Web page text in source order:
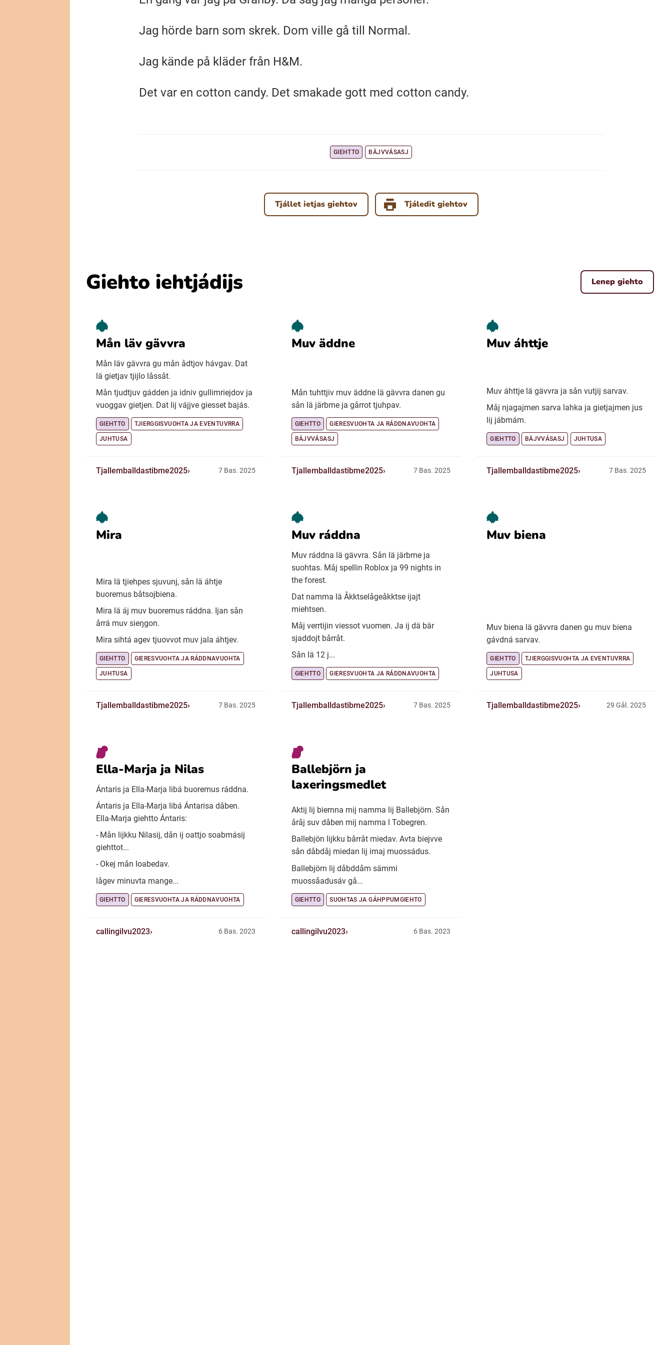
Jag hörde barn som skrek. Dom ville gå till Normal.
Jag kände på kläder från H&M.
Det var en cotton candy. Det smakade gott med cotton candy.
GIEHTTO BÄJVVÁSASJ
Tjállet ietjas giehtov Tjáledit giehtov
Giehto iehtjádijs Lenep giehto
Mån läv gävvra
Mån läv gävvra gu mån ådtjov hávgav. Dat
lä gietjav tjijlo låssåt.
Mån tjudtjuv gádden ja idniv gullimriejdov ja
vuoggav gietjen. Dat lij vájjve giesset bajás.
GIEHTTO TJIERGGISVUOHTA JA EVENTUVRRA
JUHTUSA
Tjallemballdastibme2025 7 Bas. 2025
Muv äddne
Mån tuhttjiv muv äddne lä gävvra danen gu
sån lä järbme ja gårrot tjuhpav.
GIEHTTO GIERESVUOHTA JA RÁDDNAVUOHTA
BÄJVVÁSASJ
Tjallemballdastibme2025 7 Bas. 2025
Muv áhttje
Muv áhttje lä gävvra ja sån vutjij sarvav.
Måj njagajmen sarva lahka ja gietjajmen jus
lij jábmám.
GIEHTTO BÄJVVÁSASJ JUHTUSA
Tjallemballdastibme2025 7 Bas. 2025
Mira
Mira lä tjiehpes sjuvunj, sån lä áhtje
buoremus båtsojbiena.
Mira lä áj muv buoremus ráddna. Ijan sån
årrá muv sieŋgon.
Mira sihtá agev tjuovvot muv jala áhtjev.
GIEHTTO GIERESVUOHTA JA RÁDDNAVUOHTA
JUHTUSA
Tjallemballdastibme2025 7 Bas. 2025
Muv ráddna
Muv ráddna lä gävvra. Sån lä järbme ja
suohtas. Måj spellin Roblox ja 99 nights in
the forest.
Dat namma lä Åkktselågeåkktse ijajt
miehtsen.
Måj verrtijin viessot vuomen. Ja ij dä bär
sjaddojt bårråt.
Sån lä 12 j...
GIEHTTO GIERESVUOHTA JA RÁDDNAVUOHTA
Tjallemballdastibme2025 7 Bas. 2025
Muv biena
Muv biena lä gävvra danen gu muv biena
gávdná sarvav.
GIEHTTO TJIERGGISVUOHTA JA EVENTUVRRA
JUHTUSA
Tjallemballdastibme2025 29 Gål. 2025
Ella-Marja ja Nilas
Ántaris ja Ella-Marja libá buoremus ráddna.
Ántaris ja Ella-Marja libá Ántarisa dåben.
Ella-Marja giehtto Ántaris:
- Mån lijkku Nilasij, dån ij oattjo soabmásij
giehttot...
- Okej mån loabedav.
lågev minuvta mange...
GIEHTTO GIERESVUOHTA JA RÁDDNAVUOHTA
callingilvu2023 6 Bas. 2023
Ballebjörn ja
laxeringsmedlet
Aktij lij biernna mij namma lij Ballebjörn. Sån
åråj suv dåben mij namma l Tobegren.
Ballebjön lijkku bårråt miedav. Avta biejvve
sån dåbdåj miedan lij imaj muossádus.
Ballebjörn lij dåbddåm sämmi
muossåadusáv gå...
GIEHTTO SUOHTAS JA GÁHPPUMGIEHTO
callingilvu2023 6 Bas. 2023